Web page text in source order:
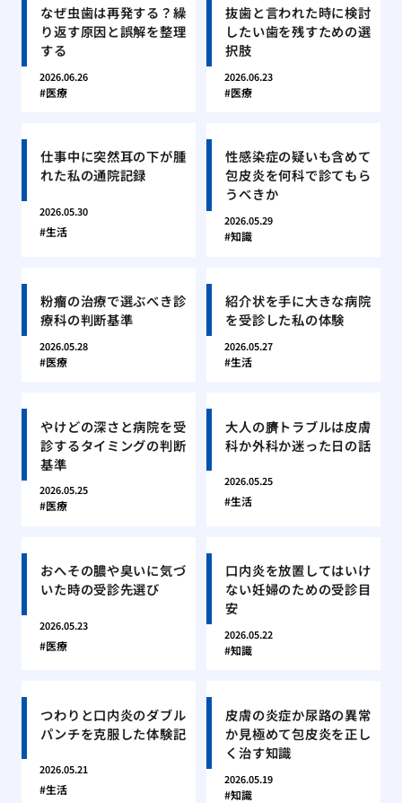
なぜ虫歯は再発する？繰
り返す原因と誤解を整理
する
2026.06.26
医療
抜歯と言われた時に検討
したい歯を残すための選
択肢
2026.06.23
医療
仕事中に突然耳の下が腫
れた私の通院記録
2026.05.30
生活
性感染症の疑いも含めて
包皮炎を何科で診てもら
うべきか
2026.05.29
知識
粉瘤の治療で選ぶべき診
療科の判断基準
2026.05.28
医療
紹介状を手に大きな病院
を受診した私の体験
2026.05.27
生活
やけどの深さと病院を受
診するタイミングの判断
基準
2026.05.25
医療
大人の臍トラブルは皮膚
科か外科か迷った日の話
2026.05.25
生活
おへその膿や臭いに気づ
いた時の受診先選び
2026.05.23
医療
口内炎を放置してはいけ
ない妊婦のための受診目
安
2026.05.22
知識
つわりと口内炎のダブル
パンチを克服した体験記
2026.05.21
生活
皮膚の炎症か尿路の異常
か見極めて包皮炎を正し
く治す知識
2026.05.19
知識